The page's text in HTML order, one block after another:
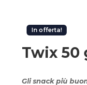
In offerta!
Twix 50
Gli snack più